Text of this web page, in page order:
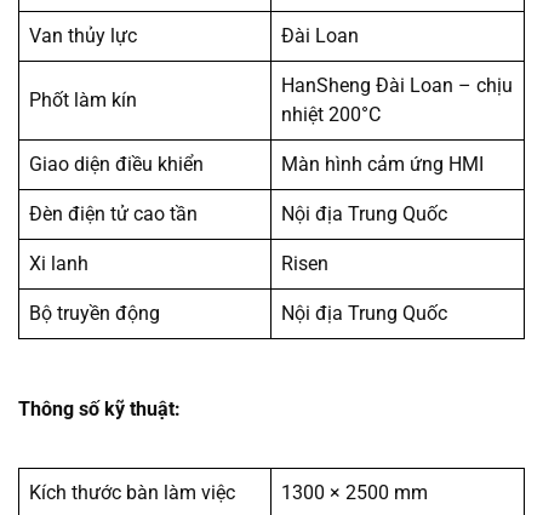
Van thủy lực Đài Loan
Phốt làm kín
HanSheng Đài Loan – chịu
nhiệt 200°C
Giao diện điều khiển Màn hình cảm ứng HMI
Đèn điện tử cao tần Nội địa Trung Quốc
Xi lanh Risen
Bộ truyền động Nội địa Trung Quốc
Thông số kỹ thuật:
Kích thước bàn làm việc 1300 × 2500 mm